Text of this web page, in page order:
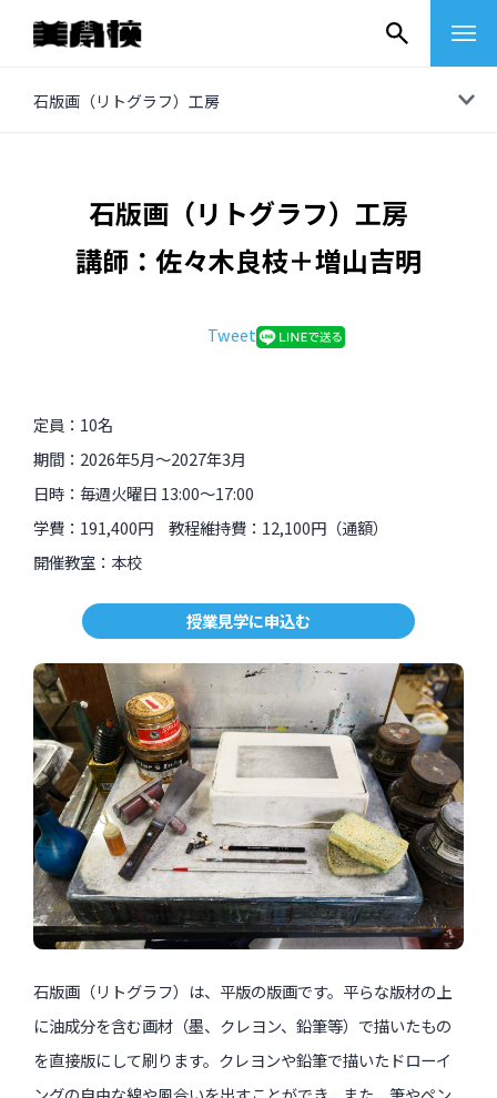
石版画（リトグラフ）工房
造形基礎Ⅰ
ペインティング講座 – 油絵を中心として
テクニック＆ピクニック
出張！パープルーム予備校 美術を作る
版画／写真
銅版画工房
版表現実験工房（銅版画）
ビジュアル･コミュニケーション･ラボ
芸術漂流教室
未来美術専門学校
アンビカミング：シャドーフェミニズムズの芸術実践
サウンドアート・入門と実践
立体・空間制作ゼミ〜時空を超えて
全日本 無意味塾 〜無意味からはじめる美術とデザイン〜
様々な分野
実作講座「演劇 似て非なるもの」
劇のやめ方
特殊漫画家-前衛の道
建築大爆発
アートに何ができるのか
POP ILLUSTRATION 塾
モード研究室
楽理基礎科
楽理中等科
作曲演習
歌う言葉、歌われる文字
ＤＴＭ
アレンジ＆ミックス・クリニック
DTM基礎 〜Ableton Live編〜
サウンド・ポートレート・ラボ
研究室
ライター講座〜ライティングのための編集、編集するためのラ
イティング
世界のリズムとグルーヴ研究
オープン講座
映画を聴く
その他の近日開催のイベント・オープン講座・展覧会
ＡＥＳＳ講座
子どものアトリエ
NPO法人AESSについて
石版画（リトグラフ）工房
講師：佐々木良枝＋増山吉明
Tweet
定員：10名
期間：2026年5月〜2027年3月
日時：毎週火曜日 13:00〜17:00
学費：191,400円 教程維持費：12,100円（通額）
開催教室：本校
授業見学に申込む
石版画（リトグラフ）は、平版の版画です。平らな版材の上
に油成分を含む画材（墨、クレヨン、鉛筆等）で描いたもの
を直接版にして刷ります。クレヨンや鉛筆で描いたドローイ